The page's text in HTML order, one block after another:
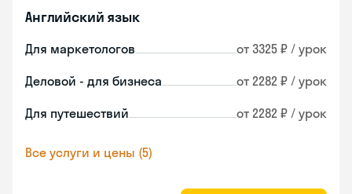
Английский язык
Для маркетологов от 3325 ₽ / урок
Деловой - для бизнеса от 2282 ₽ / урок
Для путешествий от 2282 ₽ / урок
Все услуги и цены (5)